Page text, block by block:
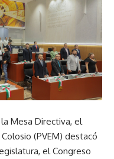
Mesa Directiva, el
(PVEM) destacó
el Congreso